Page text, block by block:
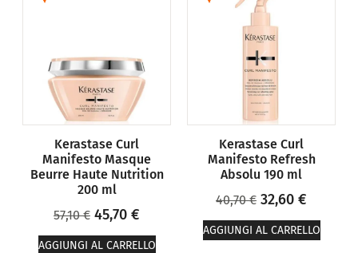
Kerastase Curl
Manifesto Masque
Beurre Haute Nutrition
200 ml
57,10€ 45,70 €
AGGIUNGI AL CARRELLO
Kerastase Curl
Manifesto Refresh
Absolu 190 ml
40,70€ 32,60 €
AGGIUNGI AL CARRELLO